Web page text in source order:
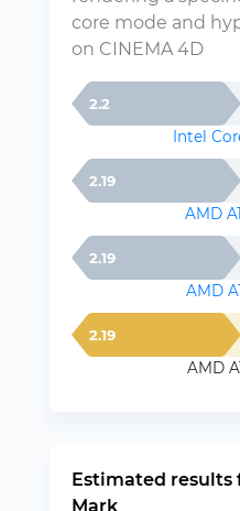
core mode and
on CINEMA 4D
2.2
Intel
2.19
AMD
2.19
AMD
2.19
AMD
Estimated results
Mark